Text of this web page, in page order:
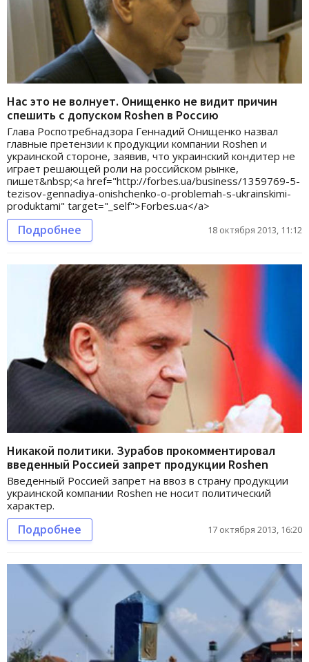
Нас это не волнует. Онищенко не видит причин
спешить с допуском Roshen в Россию
Глава Роспотребнадзора Геннадий Онищенко назвал
главные претензии к продукции компании Roshen и
украинской стороне, заявив, что украинский кондитер не
играет решающей роли на российском рынке,
пишет&nbsp;<a href="http://forbes.ua/business/1359769-5-
tezisov-gennadiya-onishchenko-o-problemah-s-ukrainskimi-
produktami" target="_self">Forbes.ua</a>
Подробнее 18 октября 2013, 11:12
Никакой политики. Зурабов прокомментировал
введенный Россией запрет продукции Roshen
Введенный Россией запрет на ввоз в страну продукции
украинской компании Roshen не носит политический
характер.
Подробнее 17 октября 2013, 16:20